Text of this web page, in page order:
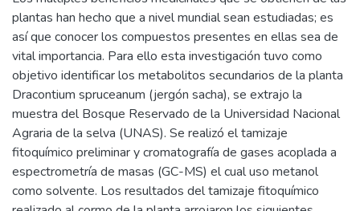
plantas han hecho que a nivel mundial sean estudiadas; es
así que conocer los compuestos presentes en ellas sea de
vital importancia. Para ello esta investigación tuvo como
objetivo identificar los metabolitos secundarios de la planta
Dracontium spruceanum (jergón sacha), se extrajo la
muestra del Bosque Reservado de la Universidad Nacional
Agraria de la selva (UNAS). Se realizó el tamizaje
fitoquímico preliminar y cromatografía de gases acoplada a
espectrometría de masas (GC-MS) el cual uso metanol
como solvente. Los resultados del tamizaje fitoquímico